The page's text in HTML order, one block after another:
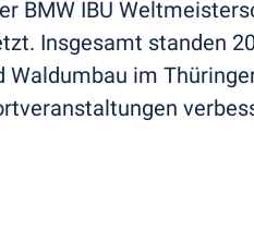
BMW IBU
Insgesamt standen
im